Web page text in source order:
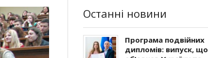
Останні новини
Програма подвійних
дипломів: випуск, що